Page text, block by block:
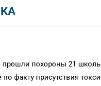
похороны 21
по факту присутствия